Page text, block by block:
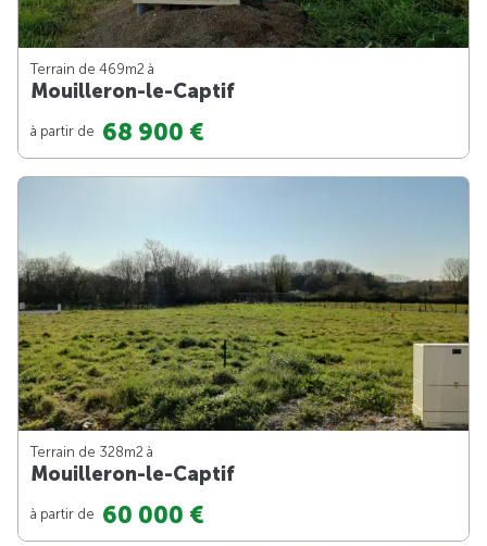
Terrain de 469m2 à
Mouilleron-le-Captif
à partir de 68 900 €
Terrain de 328m2 à
Mouilleron-le-Captif
à partir de 60 000 €